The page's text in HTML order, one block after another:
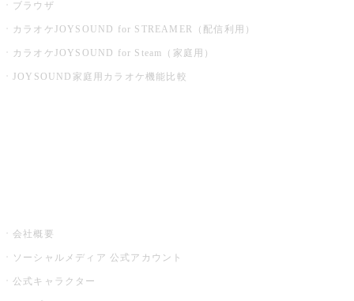
ブラウザ
カラオケJOYSOUND for STREAMER（配信利用）
カラオケJOYSOUND for Steam（家庭用）
JOYSOUND家庭用カラオケ機能比較
会社概要
ソーシャルメディア 公式アカウント
公式キャラクター